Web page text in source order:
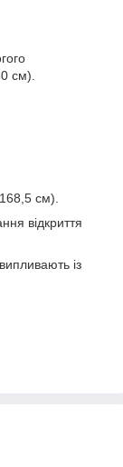
см).
см).
відкриття
із